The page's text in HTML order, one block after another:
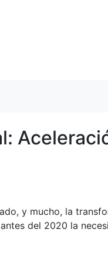
y mucho, la
del 2020 la